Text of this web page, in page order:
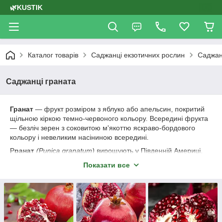
🌿KUSTIK
Каталог товарів Саджанці екзотичних рослин
Саджанці граната
Гранат — фрукт розміром з яблуко або апельсин, покритий
щільною кіркою темно-червоного кольору. Всередині фрукта
— безліч зерен з соковитою м'якоттю яскраво-бордового
кольору і невеликим насіниною всередині.
Рранат (Punica granatum) вирощують у Південній Америці,
плодоносять протягом багатьох років, а живуть до 100 років.
Гранат — це цілийвітамінно-мінеральний комплекс. У соку
граната виявлені амінокислоти, які ще містяться тільки в м'ясі
і незамінні для людського організму (так що, якщо ви
вегетаріанець і харчуєтеся винятково рослинної і молочною
Показати все